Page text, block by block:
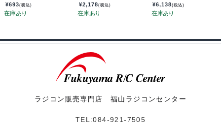
¥693(税込) ¥2,178(税込) ¥6,138(税込)
ラジコン販売専門店 福山ラジコンセンター
TEL:084-921-7505